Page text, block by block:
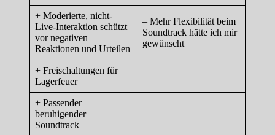
+ Moderierte, nicht-
Live-Interaktion schützt
vor negativen
Reaktionen und Urteilen
– Mehr Flexibilität beim
Soundtrack hätte ich mir
gewünscht
+ Freischaltungen für
Lagerfeuer
+ Passender
beruhigender
Soundtrack